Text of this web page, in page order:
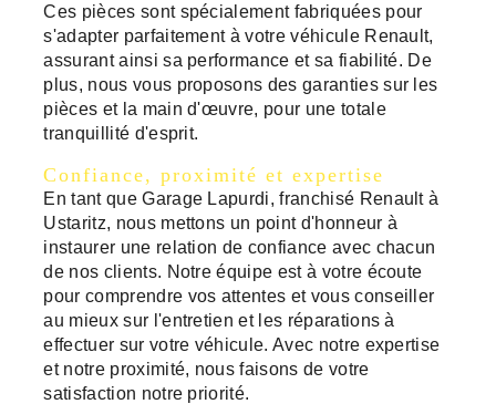
Ces pièces sont spécialement fabriquées pour
s'adapter parfaitement à votre véhicule Renault,
assurant ainsi sa performance et sa fiabilité. De
plus, nous vous proposons des garanties sur les
pièces et la main d'œuvre, pour une totale
tranquillité d'esprit.
Confiance, proximité et expertise
En tant que Garage Lapurdi, franchisé Renault à
Ustaritz, nous mettons un point d'honneur à
instaurer une relation de confiance avec chacun
de nos clients. Notre équipe est à votre écoute
pour comprendre vos attentes et vous conseiller
au mieux sur l'entretien et les réparations à
effectuer sur votre véhicule. Avec notre expertise
et notre proximité, nous faisons de votre
satisfaction notre priorité.